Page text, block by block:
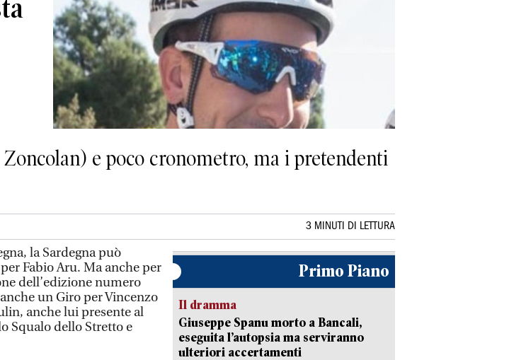
e poco cronometro, ma i pretendenti
3 MINUTI DI LETTURA
la Sardegna può
Fabio Aru. Ma anche per
dell’edizione numero
un Giro per Vincenzo
anche lui presente al
Squalo dello Stretto e
Primo Piano
Il dramma
Giuseppe Spanu morto a Bancali,
eseguita l’autopsia ma serviranno
ulteriori accertamenti